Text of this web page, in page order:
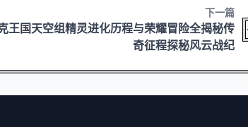
下一篇
王国天空组精灵进化历程与荣耀冒险全揭秘传
奇征程探秘风云战纪